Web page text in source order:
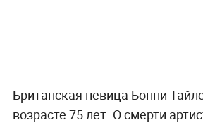
Британская певица Бонни
возрасте 75 лет. О смерти